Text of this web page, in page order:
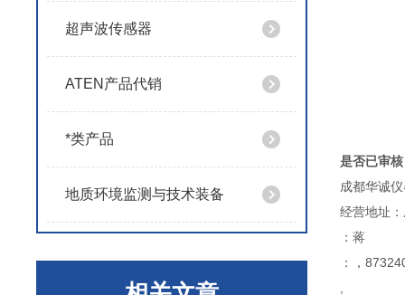
超声波传感器
ATEN产品代销
*类产品
地质环境监测与技术装备
是否已审
成都华诚
经营地址
：蒋
：，